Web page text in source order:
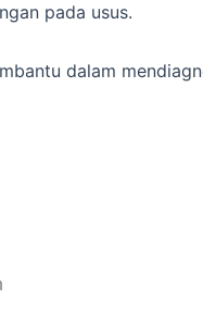
pada usus.
dalam